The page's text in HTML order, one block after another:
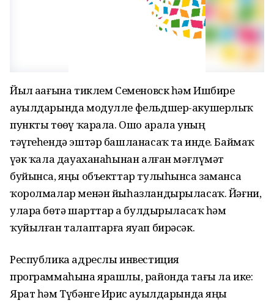
Йыл аҙағына тиклем Семеновск һәм Ишбирҙе
ауылдарында модулле фельдшер-акушерлыҡ
пункты төҙөү ҡарала. Ошо арала уның
тәүгеһендә эштәр башланасаҡ та инде. Баймаҡ
үҙәк ҡала дауаханаһынан алған мәғлүмәт
буйынса, яңы объекттар тулыһынса заманса
ҡоролмалар менән йыһазландырыласаҡ. Йәғни,
уларҙа бөтә шарттар ҙа булдырыласаҡ һәм
ҡуйылған талаптарға яуап бирәсәк.
Республика адреслы инвестиция
программаһына ярашлы, районда тағы ла ике:
Ярат һәм Түбәнге Иҙрис ауылдарында яңы